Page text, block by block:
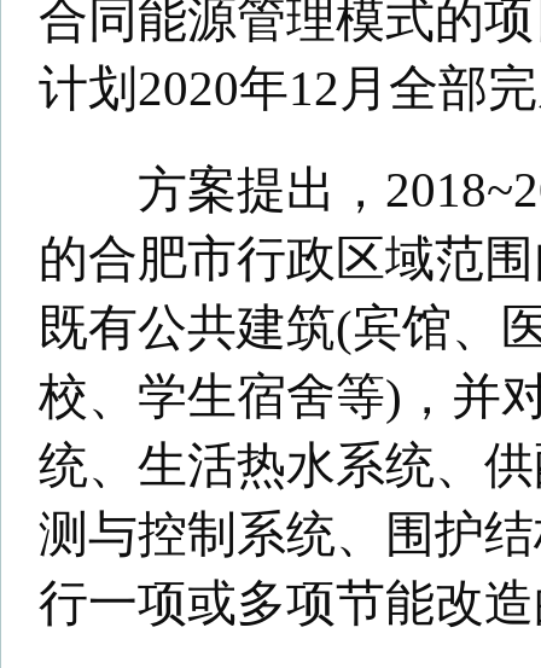
统、生活热水系统、供配电与
测与控制系统、围护结构、可
其中，技术性能先进，单体
面积大，资金放大效应高的项
资的具备公益性的民生工程，
程，包括大型公共建筑，学校
院等将获得奖补资金优先补助
据介绍，项目奖补按照核定
改造面积进行补助，节能率高
项资金补助金额按照(核定的改
积)18元/㎡标准，采用合同能